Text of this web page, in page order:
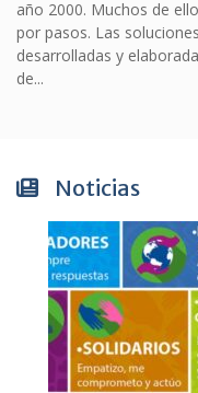
año 2000. Muchos de
por pasos. Las
desarrolladas y
de...
Noticias